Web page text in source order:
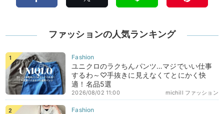
ファッションの人気ランキング
ユニクロのラクちんパンツ…マジでいい仕事
するわ～♡手抜きに見えなくてとにかく快
適！名品5選
michill ファッション
2026/08/02 11:00